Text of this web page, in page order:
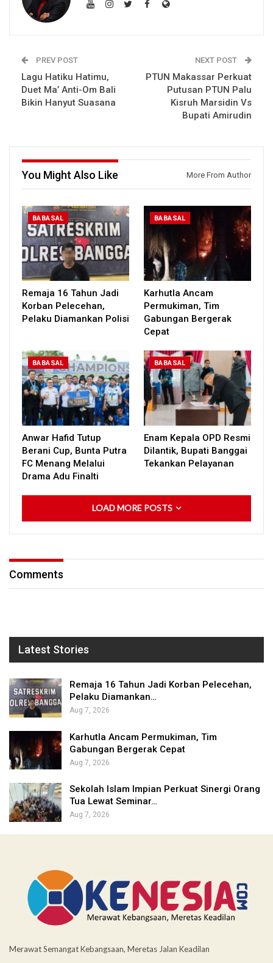
PREV POST
Lagu Hatiku Hatimu,
Duet Ma’ Anti-Om Bali
Bikin Hanyut Suasana
NEXT POST
PTUN Makassar Perkuat
Putusan PTUN Palu
Kisruh Marsidin Vs
Bupati Amirudin
You Might Also Like More From Author
BABASAL
Remaja 16 Tahun Jadi
Korban Pelecehan,
Pelaku Diamankan Polisi
BABASAL
Karhutla Ancam
Permukiman, Tim
Gabungan Bergerak
Cepat
BABASAL
Anwar Hafid Tutup
Berani Cup, Bunta Putra
FC Menang Melalui
Drama Adu Finalti
BABASAL
Enam Kepala OPD Resmi
Dilantik, Bupati Banggai
Tekankan Pelayanan
LOAD MORE POSTS
Comments
Latest Stories
Remaja 16 Tahun Jadi Korban Pelecehan,
Pelaku Diamankan…
Aug 7, 2026
Karhutla Ancam Permukiman, Tim
Gabungan Bergerak Cepat
Aug 7, 2026
Sekolah Islam Impian Perkuat Sinergi Orang
Tua Lewat Seminar…
Aug 7, 2026
Merawat Semangat Kebangsaan, Meretas Jalan Keadilan